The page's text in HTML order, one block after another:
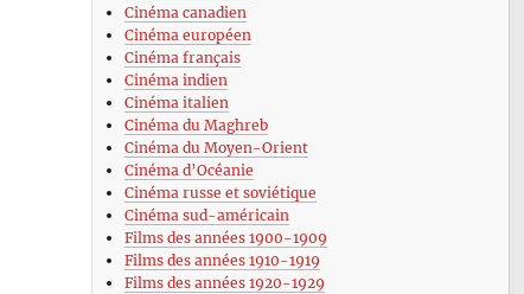
Cinéma canadien
Cinéma européen
Cinéma français
Cinéma indien
Cinéma italien
Cinéma du Maghreb
Cinéma du Moyen-Orient
Cinéma d’Océanie
Cinéma russe et soviétique
Cinéma sud-américain
Films des années 1900-1909
Films des années 1910-1919
Films des années 1920-1929